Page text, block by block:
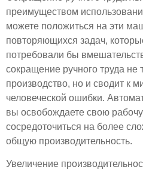
преимуществом
можете положиться на эти
повторяющихся задач,
потребовали бы
сокращение ручного труда не
производство, но и сводит к
человеческой ошибки.
вы освобождаете свою
сосредоточиться на более
общую производительность.
Увеличение